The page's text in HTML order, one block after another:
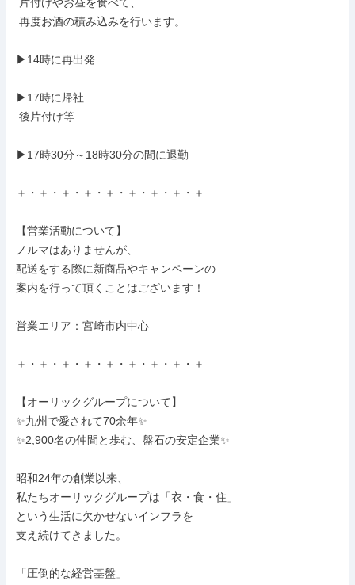
▶14時に再出発
▶17時に帰社
▶17時30分～18時30分の間に退勤
＋・＋・＋・＋・＋・＋・＋・＋・＋
【営業活動について】
ノルマはありませんが、
配送をする際に新商品やキャンペーンの
案内を行って頂くことはございます！
営業エリア：宮崎市内中心
＋・＋・＋・＋・＋・＋・＋・＋・＋
【オーリックグループについて】
✨九州で愛されて70余年✨
✨2,900名の仲間と歩む、盤石の安定企業✨
昭和24年の創業以来、
私たちオーリックグループは「衣・食・住」
という生活に欠かせないインフラを
支え続けてきました。
「圧倒的な経営基盤」